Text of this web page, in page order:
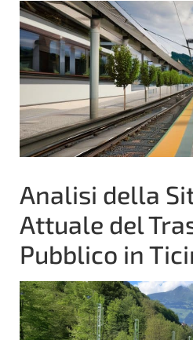
Analisi della
Attuale del
Pubblico in